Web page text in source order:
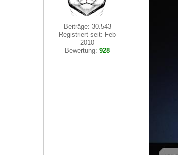
Beiträge: 30.543
Registriert seit: Feb
2010
Bewertung:928